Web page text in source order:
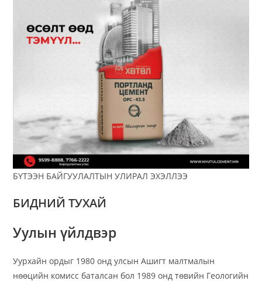
БҮТЭЭН БАЙГУУЛАЛТЫН УЛИРАЛ ЭХЭЛЛЭЭ
БИДНИЙ ТУХАЙ
Уулын үйлдвэр
Уурхайн ордыг 1980 онд улсын Ашигт малтмалын
нөөцийн комисс баталсан бол 1989 онд төвийн Геологийн